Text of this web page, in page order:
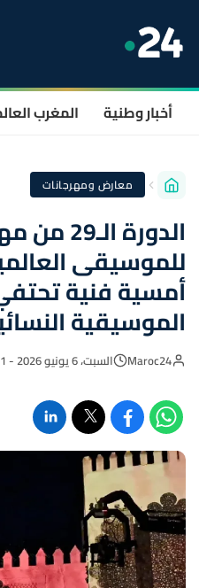
أخبار وطنية المغرب
معارض ومهرجانات
الدورة
للموسيقى
أمسية فنية
الموسيقية
Maroc24 السبت، 6 يونيو 2026 - 10:51